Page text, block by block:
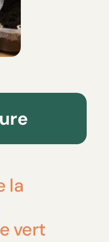
la
vert